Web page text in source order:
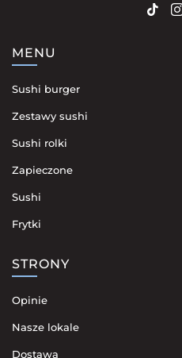
MENU
Sushi burger
Zestawy sushi
Sushi rolki
Zapieczone
Sushi
Frytki
STRONY
Opinie
Nasze lokale
Dostawa